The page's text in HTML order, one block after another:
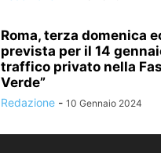
Roma, terza domenica
prevista per il 14
traffico privato nella
Verde”
Redazione - 10 Gennaio 2024